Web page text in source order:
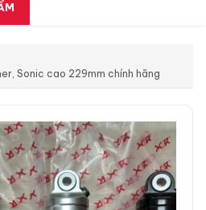
Sonic cao 229mm chính hãng